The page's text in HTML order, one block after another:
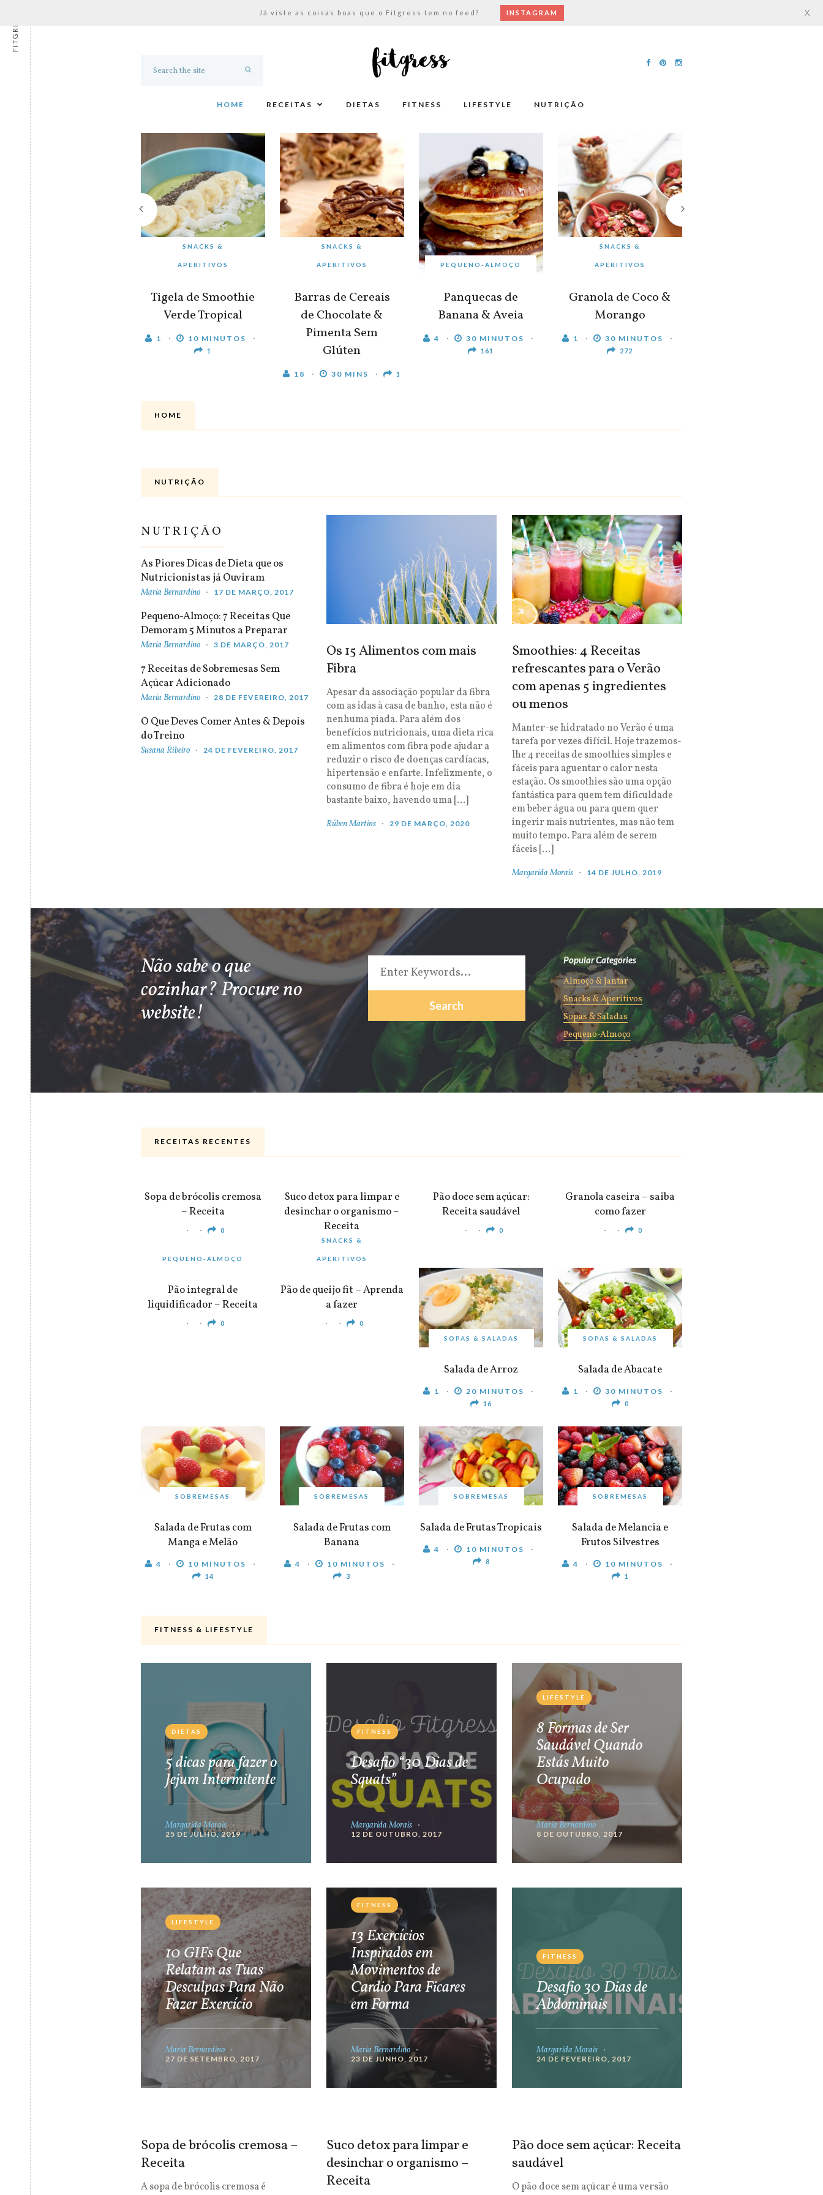
HOME RECEITAS DIETAS FITNESS LIFESTYLE NUTRIÇÃO
SNACKS &
APERITIVOS
Tigela de Smoothie
Verde Tropical
1 10 MINUTOS
1
SNACKS &
APERITIVOS
Barras de Cereais
de Chocolate &
Pimenta Sem
Glúten
18 30 MINS 1
PEQUENO-ALMOÇO
Panquecas de
Banana & Aveia
4 30 MINUTOS
161
SNACKS &
APERITIVOS
Granola de Coco &
Morango
1 30 MINUTOS
272
HOME
NUTRIÇÃO
NUTRIÇÃO
As Piores Dicas de Dieta que os
Nutricionistas já Ouviram
Maria Bernardino 17 DE MARÇO, 2017
Pequeno-Almoço: 7 Receitas Que
Demoram 5 Minutos a Preparar
Maria Bernardino 3 DE MARÇO, 2017
7 Receitas de Sobremesas Sem
Açúcar Adicionado
Maria Bernardino 28 DE FEVEREIRO, 2017
O Que Deves Comer Antes & Depois
do Treino
Susana Ribeiro 24 DE FEVEREIRO, 2017
Os 15 Alimentos com mais
Fibra
Apesar da associação popular da fibra
com as idas à casa de banho, esta não é
nenhuma piada. Para além dos
benefícios nutricionais, uma dieta rica
em alimentos com fibra pode ajudar a
reduzir o risco de doenças cardíacas,
hipertensão e enfarte. Infelizmente, o
consumo de fibra é hoje em dia
bastante baixo, havendo uma […]
Rúben Martins 29 DE MARÇO, 2020
Smoothies: 4 Receitas
refrescantes para o Verão
com apenas 5 ingredientes
ou menos
Manter-se hidratado no Verão é uma
tarefa por vezes difícil. Hoje trazemos-
lhe 4 receitas de smoothies simples e
fáceis para aguentar o calor nesta
estação. Os smoothies são uma opção
fantástica para quem tem dificuldade
em beber água ou para quem quer
ingerir mais nutrientes, mas não tem
muito tempo. Para além de serem
fáceis […]
Margarida Morais 14 DE JULHO, 2019
Não sabe o que
cozinhar? Procure no
website!
Popular Categories
Almoço & Jantar
Snacks & Aperitivos
Sopas & Saladas
Pequeno-Almoço
RECEITAS RECENTES
Sopa de brócolis cremosa
– Receita
0
Suco detox para limpar e
desinchar o organismo –
Receita
0
Pão doce sem açúcar:
Receita saudável
0
Granola caseira – saiba
como fazer
0
PEQUENO-ALMOÇO
Pão integral de
liquidificador – Receita
0
SNACKS &
APERITIVOS
Pão de queijo fit – Aprenda
a fazer
0
SOPAS & SALADAS
Salada de Arroz
1 20 MINUTOS
16
SOPAS & SALADAS
Salada de Abacate
1 30 MINUTOS
0
SOBREMESAS
Salada de Frutas com
Manga e Melão
4 10 MINUTOS
14
SOBREMESAS
Salada de Frutas com
Banana
4 10 MINUTOS
3
SOBREMESAS
Salada de Frutas Tropicais
4 10 MINUTOS
8
SOBREMESAS
Salada de Melancia e
Frutos Silvestres
4 10 MINUTOS
1
FITNESS & LIFESTYLE
DIETAS
5 dicas para fazer o
Jejum Intermitente
Margarida Morais
25 DE JULHO, 2019
FITNESS
Desafio “30 Dias de
Squats”
Margarida Morais
12 DE OUTUBRO, 2017
LIFESTYLE
8 Formas de Ser
Saudável Quando
Estás Muito
Ocupado
Maria Bernardino
8 DE OUTUBRO, 2017
LIFESTYLE
10 GIFs Que
Relatam as Tuas
Desculpas Para Não
Fazer Exercício
Maria Bernardino
27 DE SETEMBRO, 2017
FITNESS
13 Exercícios
Inspirados em
Movimentos de
Cardio Para Ficares
em Forma
Maria Bernardino
23 DE JUNHO, 2017
FITNESS
Desafio 30 Dias de
Abdominais
Margarida Morais
24 DE FEVEREIRO, 2017
Sopa de brócolis cremosa –
Receita
A sopa de brócolis cremosa é
Suco detox para limpar e
desinchar o organismo –
Receita
Pão doce sem açúcar: Receita
saudável
O pão doce sem açúcar é uma versão
FITGRESS Já viste as coisas boas que o Fitgress tem no feed? INSTAGRAM X